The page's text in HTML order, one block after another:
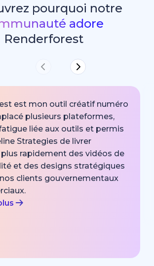
pourquoi notre
adore
Renderforest
est mon outil créatif numéro
plusieurs plateformes,
liée aux outils et permis
Strategies de livrer
rapidement des vidéos de
et des designs stratégiques
clients gouvernementaux